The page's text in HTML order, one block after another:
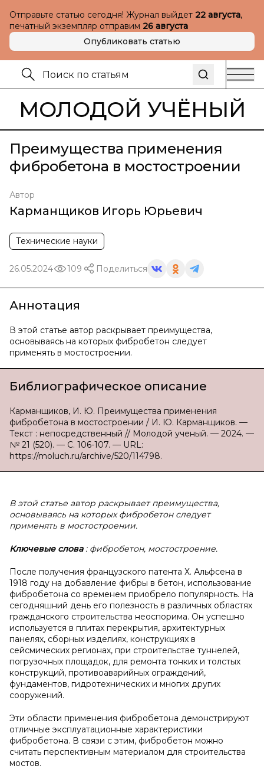
Отправьте статью сегодня! Журнал выйдет 22 августа,
печатный экземпляр отправим 26 августа
Опубликовать статью
МОЛОДОЙ УЧЁНЫЙ
Преимущества применения
фибробетона в мостостроении
Автор
Карманщиков Игорь Юрьевич
Технические науки
26.05.2024 109 Поделиться
Аннотация
В этой статье автор раскрывает преимущества,
основываясь на которых фибробетон следует
применять в мостостроении.
Библиографическое описание
Карманщиков, И. Ю. Преимущества применения
фибробетона в мостостроении / И. Ю. Карманщиков. —
Текст : непосредственный // Молодой ученый. — 2024. —
№ 21 (520). — С. 106-107. — URL:
https://moluch.ru/archive/520/114798.
В этой статье автор раскрывает преимущества,
основываясь на которых фибробетон следует
применять в мостостроении.
Ключевые слова : фибробетон, мостостроение.
После получения французского патента Х. Альфсена в
1918 году на добавление фибры в бетон, использование
фибробетона со временем приобрело популярность. На
сегодняшний день его полезность в различных областях
гражданского строительства неоспорима. Он успешно
используется в плитах перекрытия, архитектурных
панелях, сборных изделиях, конструкциях в
сейсмических регионах, при строительстве туннелей,
погрузочных площадок, для ремонта тонких и толстых
конструкций, противоаварийных ограждений,
фундаментов, гидротехнических и многих других
сооружений.
Эти области применения фибробетона демонстрируют
отличные эксплуатационные характеристики
фибробетона. В связи с этим, фибробетон можно
считать перспективным материалом для строительства
мостов.